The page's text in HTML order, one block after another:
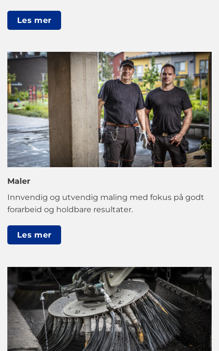
Les mer
Maler
Innvendig og utvendig maling med fokus på godt
forarbeid og holdbare resultater.
Les mer